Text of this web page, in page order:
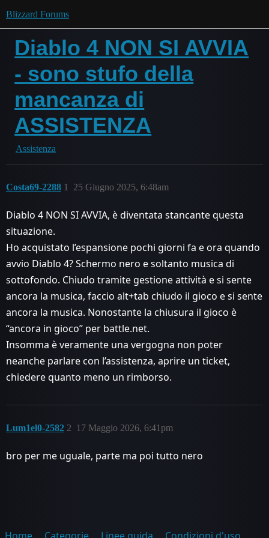
Blizzard Forums
Diablo 4 NON SI AVVIA
- sono stufo della
mancanza di
ASSISTENZA
Assistenza
Costa69-2288 25 Giugno 2025, 6:48am
1
Diablo 4 NON SI AVVIA, è diventata stancante questa
situazione.
Ho acquistato l’espansione pochi giorni fa e ora quando
avvio Diablo 4? Schermo nero e soltanto musica di
sottofondo. Chiudo tramite gestione attività e si sente
ancora la musica, faccio alt+tab chiudo il gioco e si sente
ancora la musica. Nonostante la chiusura il gioco è
‘‘ancora in gioco’’ per battle.net.
Insomma è veramente una vergogna non poter
neanche parlare con l’assistenza, aprire un ticket,
chiedere quanto meno un rimborso.
Lum1el0-2582 17 Maggio 2026, 6:41pm
2
bro per me uguale, parte ma poi tutto nero